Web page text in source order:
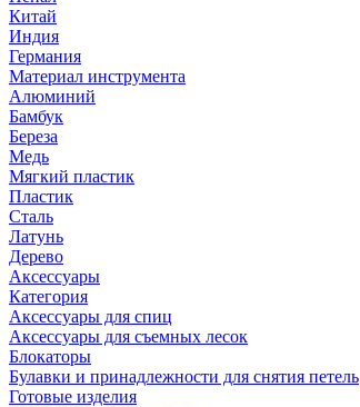
Китай
Индия
Германия
Материал инструмента
Алюминий
Бамбук
Береза
Медь
Мягкий пластик
Пластик
Сталь
Латунь
Дерево
Аксессуары
Категория
Аксессуары для спиц
Аксессуары для съемных лесок
Блокаторы
Булавки и принадлежности для снятия петель
Готовые изделия